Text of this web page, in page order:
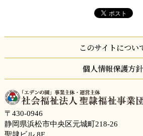
このサイトについ
個人情報保護方針
〒430-0946
静岡県浜松市中央区元城町218-26